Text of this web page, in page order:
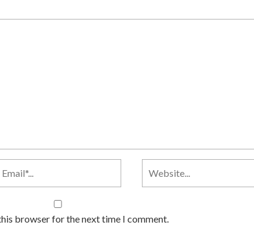
browser for the next time I comment.